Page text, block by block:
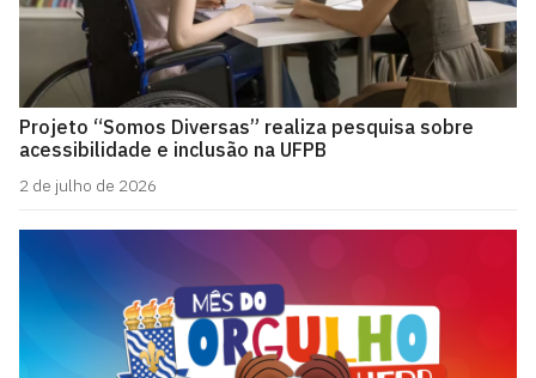
Projeto “Somos Diversas” realiza pesquisa sobre
acessibilidade e inclusão na UFPB
2 de julho de 2026